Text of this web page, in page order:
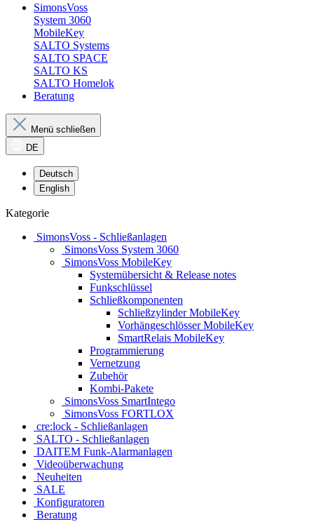
SimonsVoss
System 3060
MobileKey
SALTO Systems
SALTO SPACE
SALTO KS
SALTO Homelok
Beratung
Menü schließen
DE
Deutsch
English
Kategorie
SimonsVoss - Schließanlagen
SimonsVoss System 3060
SimonsVoss MobileKey
Systemübersicht & Release notes
Funkschlüssel
Schließkomponenten
Schließzylinder MobileKey
Vorhängeschlösser MobileKey
SmartRelais MobileKey
Programmierung
Vernetzung
Zubehör
Kombi-Pakete
SimonsVoss SmartIntego
SimonsVoss FORTLOX
cre:lock - Schließanlagen
SALTO - Schließanlagen
DAITEM Funk-Alarmanlagen
Videoüberwachung
Neuheiten
SALE
Konfiguratoren
Beratung